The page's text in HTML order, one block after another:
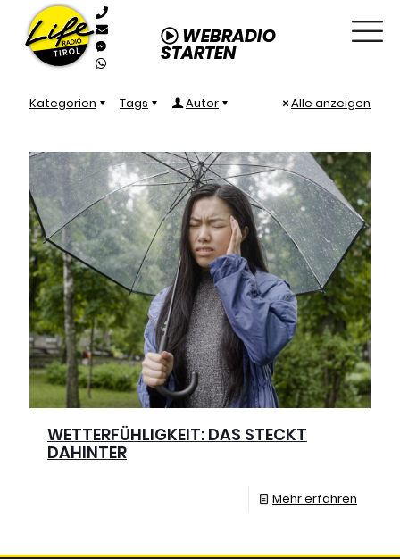
WEBRADIO
STARTEN
Kategorien Tags Autor Alle anzeigen
WETTERFÜHLIGKEIT: DAS STECKT
DAHINTER
Mehr erfahren